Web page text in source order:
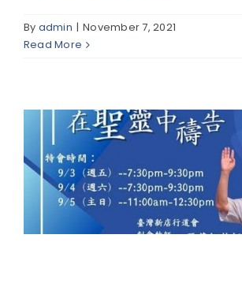
By admin | November 7, 2021
Read More